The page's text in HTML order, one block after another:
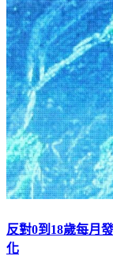
反對0到18歲每月
化